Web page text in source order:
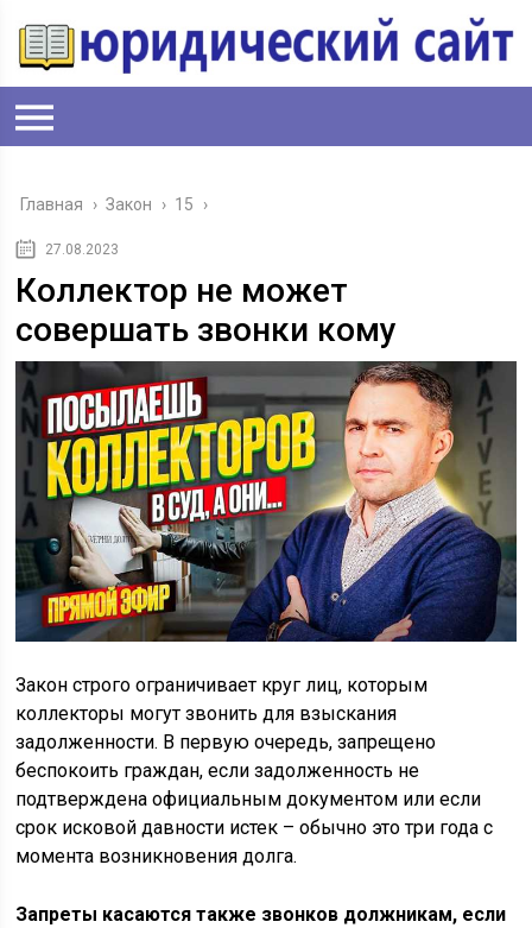
Главная › Закон › 15 ›
27.08.2023
Коллектор не может
совершать звонки кому
Закон строго ограничивает круг лиц, которым
коллекторы могут звонить для взыскания
задолженности. В первую очередь, запрещено
беспокоить граждан, если задолженность не
подтверждена официальным документом или если
срок исковой давности истек – обычно это три года с
момента возникновения долга.
Запреты касаются также звонков должникам, если